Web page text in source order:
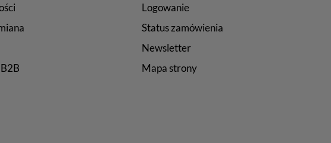
Logowanie
Status zamówienia
Newsletter
Mapa strony